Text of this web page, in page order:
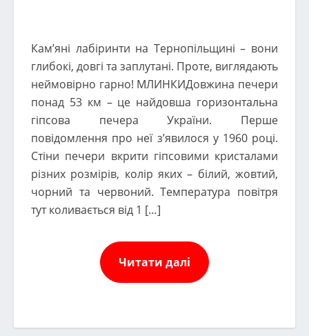
Кам’яні лабіринти на Тернопільщині – вони
глибокі, довгі та заплутані. Проте, виглядають
неймовірно гарно! МЛИНКИДовжина печери
понад 53 км – це найдовша горизонтальна
гіпсова печера України. Перше
повідомлення про неї з’явилося у 1960 році.
Стіни печери вкрити гіпсовими кристалами
різних розмірів, колір яких – білий, жовтий,
чорний та червоний. Температура повітря
тут коливається від 1 […]
Читати далі